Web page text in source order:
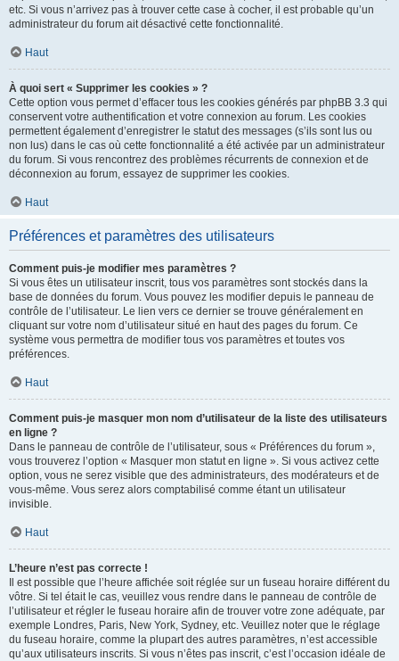
etc. Si vous n’arrivez pas à trouver cette case à cocher, il est probable qu’un
administrateur du forum ait désactivé cette fonctionnalité.
Haut
À quoi sert « Supprimer les cookies » ?
Cette option vous permet d’effacer tous les cookies générés par phpBB 3.3 qui
conservent votre authentification et votre connexion au forum. Les cookies
permettent également d’enregistrer le statut des messages (s’ils sont lus ou
non lus) dans le cas où cette fonctionnalité a été activée par un administrateur
du forum. Si vous rencontrez des problèmes récurrents de connexion et de
déconnexion au forum, essayez de supprimer les cookies.
Haut
Préférences et paramètres des utilisateurs
Comment puis-je modifier mes paramètres ?
Si vous êtes un utilisateur inscrit, tous vos paramètres sont stockés dans la
base de données du forum. Vous pouvez les modifier depuis le panneau de
contrôle de l’utilisateur. Le lien vers ce dernier se trouve généralement en
cliquant sur votre nom d’utilisateur situé en haut des pages du forum. Ce
système vous permettra de modifier tous vos paramètres et toutes vos
préférences.
Haut
Comment puis-je masquer mon nom d’utilisateur de la liste des utilisateurs
en ligne ?
Dans le panneau de contrôle de l’utilisateur, sous « Préférences du forum »,
vous trouverez l’option « Masquer mon statut en ligne ». Si vous activez cette
option, vous ne serez visible que des administrateurs, des modérateurs et de
vous-même. Vous serez alors comptabilisé comme étant un utilisateur
invisible.
Haut
L’heure n’est pas correcte !
Il est possible que l’heure affichée soit réglée sur un fuseau horaire différent du
vôtre. Si tel était le cas, veuillez vous rendre dans le panneau de contrôle de
l’utilisateur et régler le fuseau horaire afin de trouver votre zone adéquate, par
exemple Londres, Paris, New York, Sydney, etc. Veuillez noter que le réglage
du fuseau horaire, comme la plupart des autres paramètres, n’est accessible
qu’aux utilisateurs inscrits. Si vous n’êtes pas inscrit, c’est l’occasion idéale de